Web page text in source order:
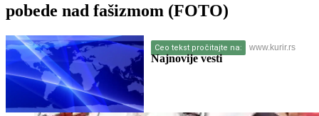
pobede nad fašizmom (FOTO)
Ceo tekst pročitajte na: www.kurir.rs
Najnovije vesti